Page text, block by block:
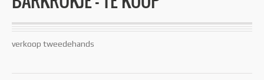
verkoop tweedehands